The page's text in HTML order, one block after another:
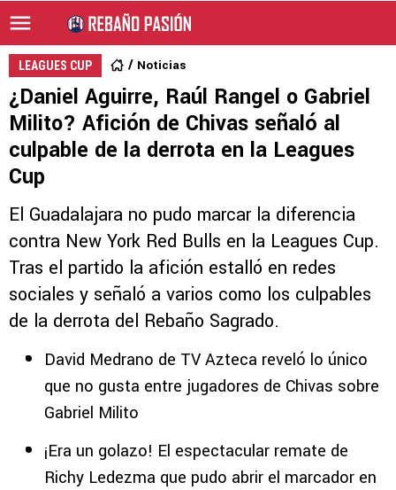
LEAGUES CUP Noticias
¿Daniel Aguirre, Raúl Rangel o Gabriel
Milito? Afición de Chivas señaló al
culpable de la derrota en la Leagues
Cup
El Guadalajara no pudo marcar la diferencia
contra New York Red Bulls en la Leagues Cup.
Tras el partido la afición estalló en redes
sociales y señaló a varios como los culpables
de la derrota del Rebaño Sagrado.
David Medrano de TV Azteca reveló lo único
que no gusta entre jugadores de Chivas sobre
Gabriel Milito
¡Era un golazo! El espectacular remate de
Richy Ledezma que pudo abrir el marcador en